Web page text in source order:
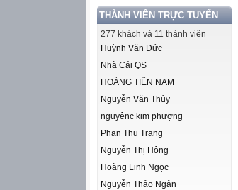
THÀNH VIÊN TRỰC TUYẾN
277 khách và 11 thành viên
Huỳnh Văn Đức
Nhà Cái QS
HOÀNG TIẾN NAM
Nguyễn Văn Thủy
nguyênc kim phượng
Phan Thu Trang
Nguyễn Thị Hông
Hoàng Linh Ngọc
Nguyễn Thảo Ngân